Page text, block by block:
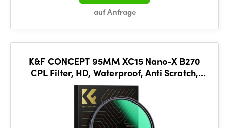
auf Anfrage
K&F CONCEPT 95MM XC15 Nano-X B270
CPL Filter, HD, Waterproof, Anti Scratch,
Green Coated